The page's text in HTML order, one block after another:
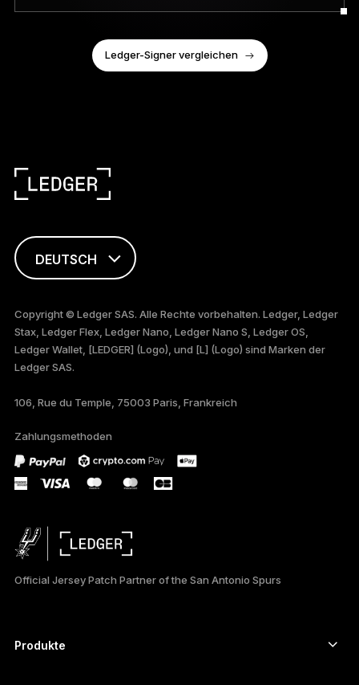
Ledger-Signer vergleichen
DEUTSCH
FRANÇAIS
TÜRKÇE
PORTUGUÊS
ESPAÑOL
РУССКИЙ
日本語
Copyright © Ledger SAS. Alle Rechte vorbehalten. Ledger, Ledger
Stax, Ledger Flex, Ledger Nano, Ledger Nano S, Ledger OS,
Ledger Wallet, [LEDGER] (Logo), und [L] (Logo) sind Marken der
Ledger SAS.
106, Rue du Temple, 75003 Paris, Frankreich
Zahlungsmethoden
Official Jersey Patch Partner of the San Antonio Spurs
Produkte